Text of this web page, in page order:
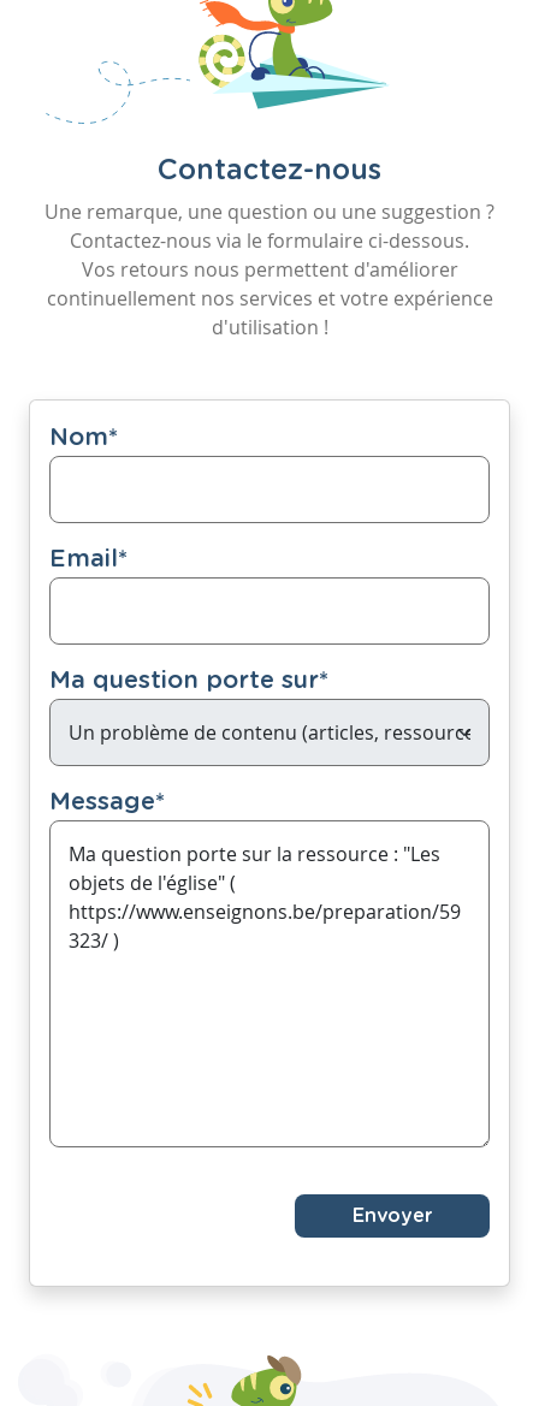
Contactez-nous
Une remarque, une question ou une suggestion ?
Contactez-nous via le formulaire ci-dessous.
Vos retours nous permettent d'améliorer
continuellement nos services et votre expérience
d'utilisation !
Nom*
Email*
Ma question porte sur*
Message*
Envoyer